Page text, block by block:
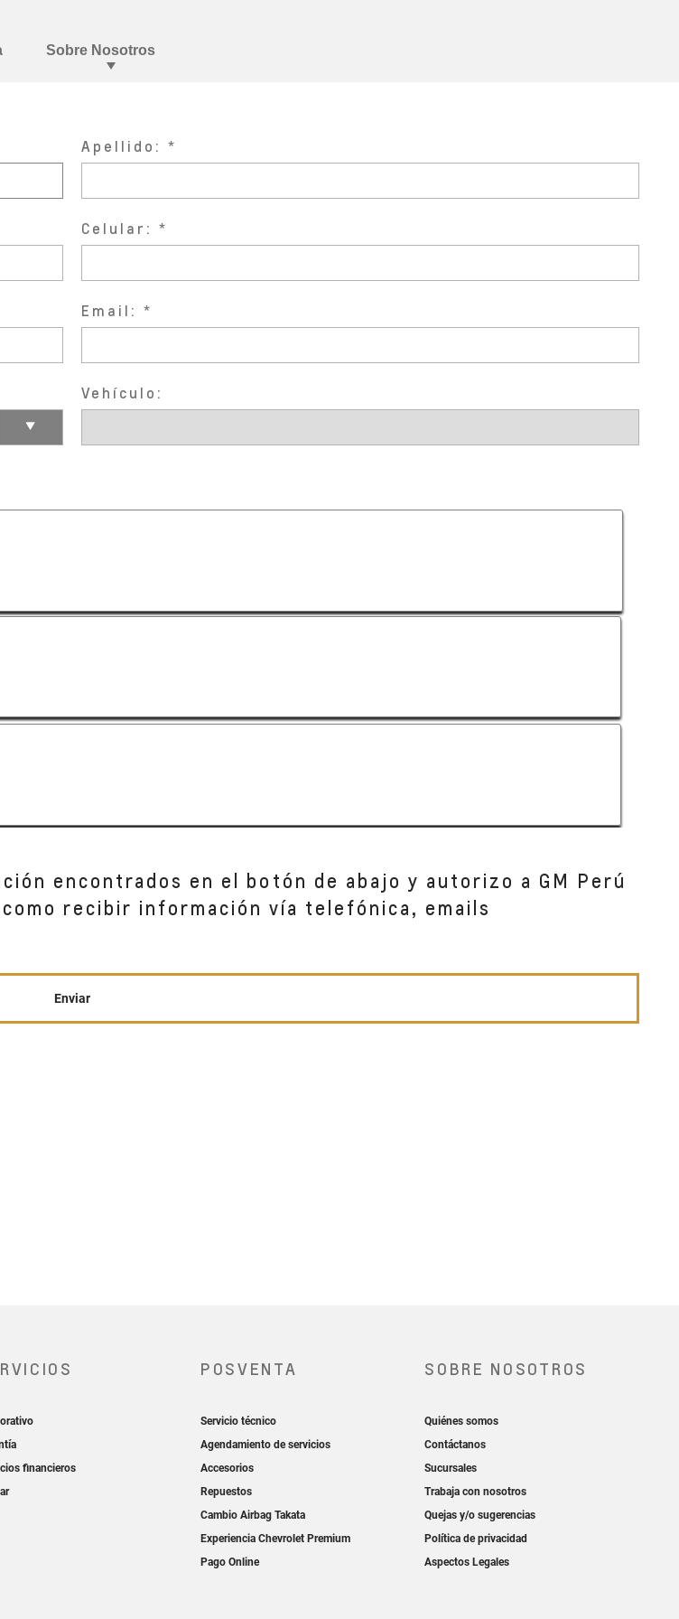
Apellido:
Celular:
Email:
Vehículo:
encontrados en el botón de abajo y autorizo a GM Perú
recibir información vía telefónica, emails
Enviar